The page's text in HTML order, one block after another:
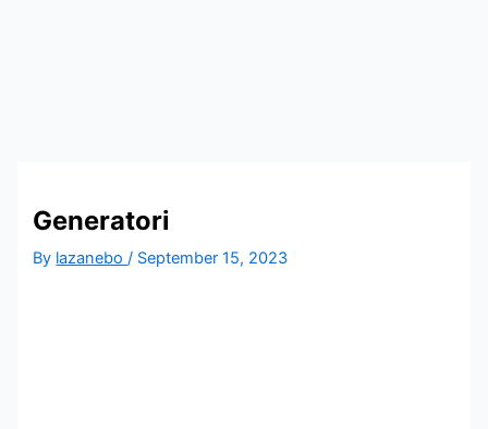
Laboratorijska oprema za kozmetičku industriju
Generatori
By lazanebo/ September 15, 2023